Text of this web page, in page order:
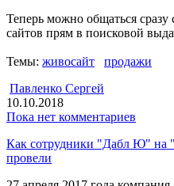
Теперь можно общаться сразу
сайтов прям в поисковой
Темы: живосайт
продажи
Павленко Сергей
10.10.2018
Пока нет комментариев
Как сотрудники "Дабл Ю" на
провели